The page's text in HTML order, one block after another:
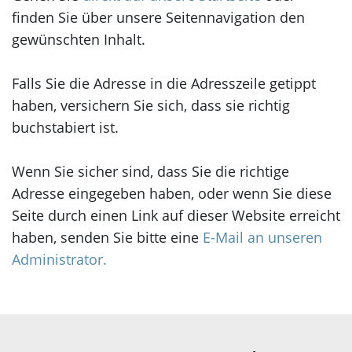
finden Sie über unsere Seitennavigation den
gewünschten Inhalt.
Falls Sie die Adresse in die Adresszeile getippt
haben, versichern Sie sich, dass sie richtig
buchstabiert ist.
Wenn Sie sicher sind, dass Sie die richtige
Adresse eingegeben haben, oder wenn Sie diese
Seite durch einen Link auf dieser Website erreicht
haben, senden Sie bitte eine E-Mail an unseren
Administrator.
Korea